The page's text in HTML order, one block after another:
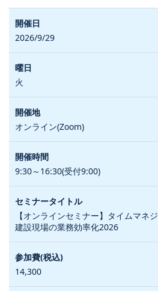
2026/9/29
火
オンライン(Zoom)
9:30～16:30(受付9:00)
【オンラインセミナー】タイムマネ
建設現場の業務効率化2026
14,300